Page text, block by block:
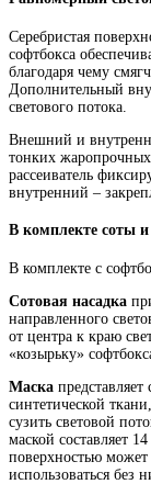
Серебристая
софтбокса
благодаря чему
Дополнительный
светового потока.
Внешний и
тонких
рассеиватель
внутренний –
В комплекте соты
В комплекте с
Сотовая насадка
направленного
от центра к краю
«козырьку»
Маска
синтетической
сузить световой
маской составляет
поверхностью может
использоваться без